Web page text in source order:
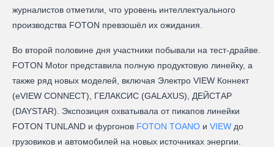
журналистов отметили, что уровень интеллектуального
производства FOTON превзошёл их ожидания.
Во второй половине дня участники побывали на тест-драйве.
FOTON Motor представила полную продуктовую линейку, а
также ряд новых моделей, включая Электро VIEW Коннект
(eVIEW CONNECT), ГЕЛАКСИС (GALAXUS), ДЕЙСТАР
(DAYSTAR). Экспозиция охватывала от пикапов линейки
FOTON TUNLAND и фургонов FOTON TOANO и VIEW до
грузовиков и автомобилей на новых источниках энергии.